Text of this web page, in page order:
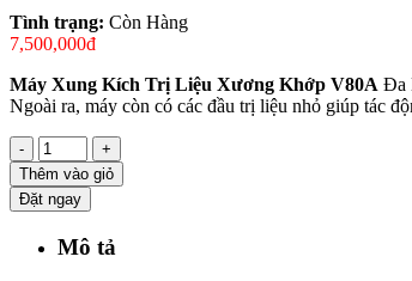
Tình trạng: Còn Hàng
7,500,000đ
Máy Xung Kích Trị Liệu Xương Khớp V80A Đa
Ngoài ra, máy còn có các đầu trị liệu nhỏ giúp tác
-
+
Thêm vào giỏ
Đặt ngay
Mô tả